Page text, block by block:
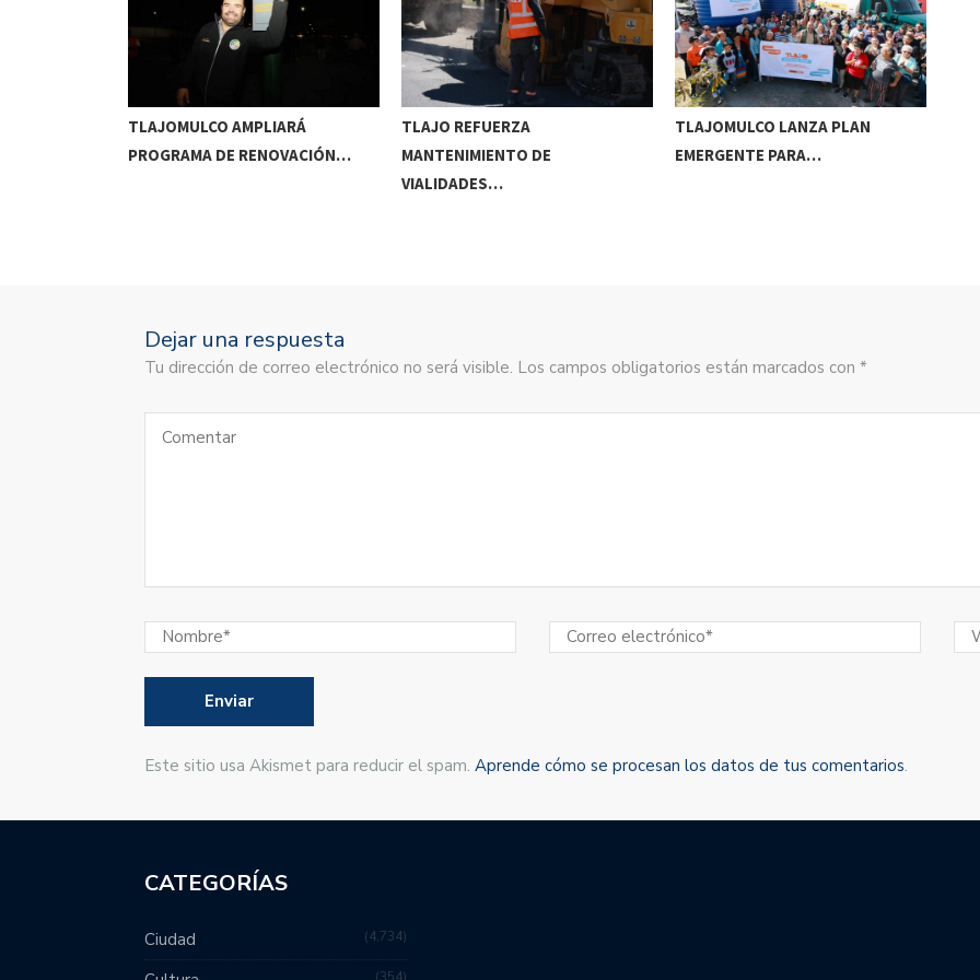
TLAJOMULCO AMPLIARÁ
PROGRAMA DE RENOVACIÓN…
TLAJO REFUERZA
MANTENIMIENTO DE
VIALIDADES…
TLAJOMULCO LANZA PLAN
EMERGENTE PARA…
Dejar una respuesta
Tu dirección de correo electrónico no será visible. Los campos obligatorios están marcados con *
Este sitio usa Akismet para reducir el spam. Aprende cómo se procesan los datos de tus comentarios.
CATEGORÍAS
Ciudad 4,734